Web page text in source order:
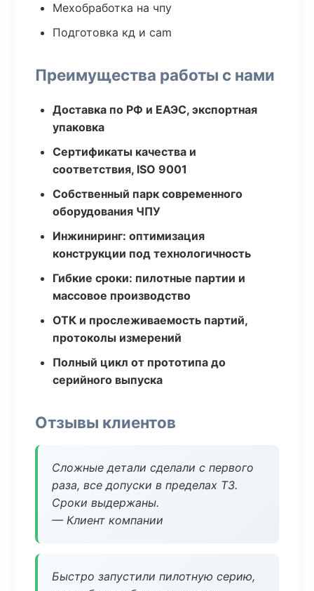
Мехобработка на чпу
Подготовка кд и cam
Преимущества работы с нами
Доставка по РФ и ЕАЭС, экспортная
упаковка
Сертификаты качества и
соответствия, ISO 9001
Собственный парк современного
оборудования ЧПУ
Инжиниринг: оптимизация
конструкции под технологичность
Гибкие сроки: пилотные партии и
массовое производство
ОТК и прослеживаемость партий,
протоколы измерений
Полный цикл от прототипа до
серийного выпуска
Отзывы клиентов
Сложные детали сделали с первого
раза, все допуски в пределах ТЗ.
Сроки выдержаны.
— Клиент компании
Быстро запустили пилотную серию,